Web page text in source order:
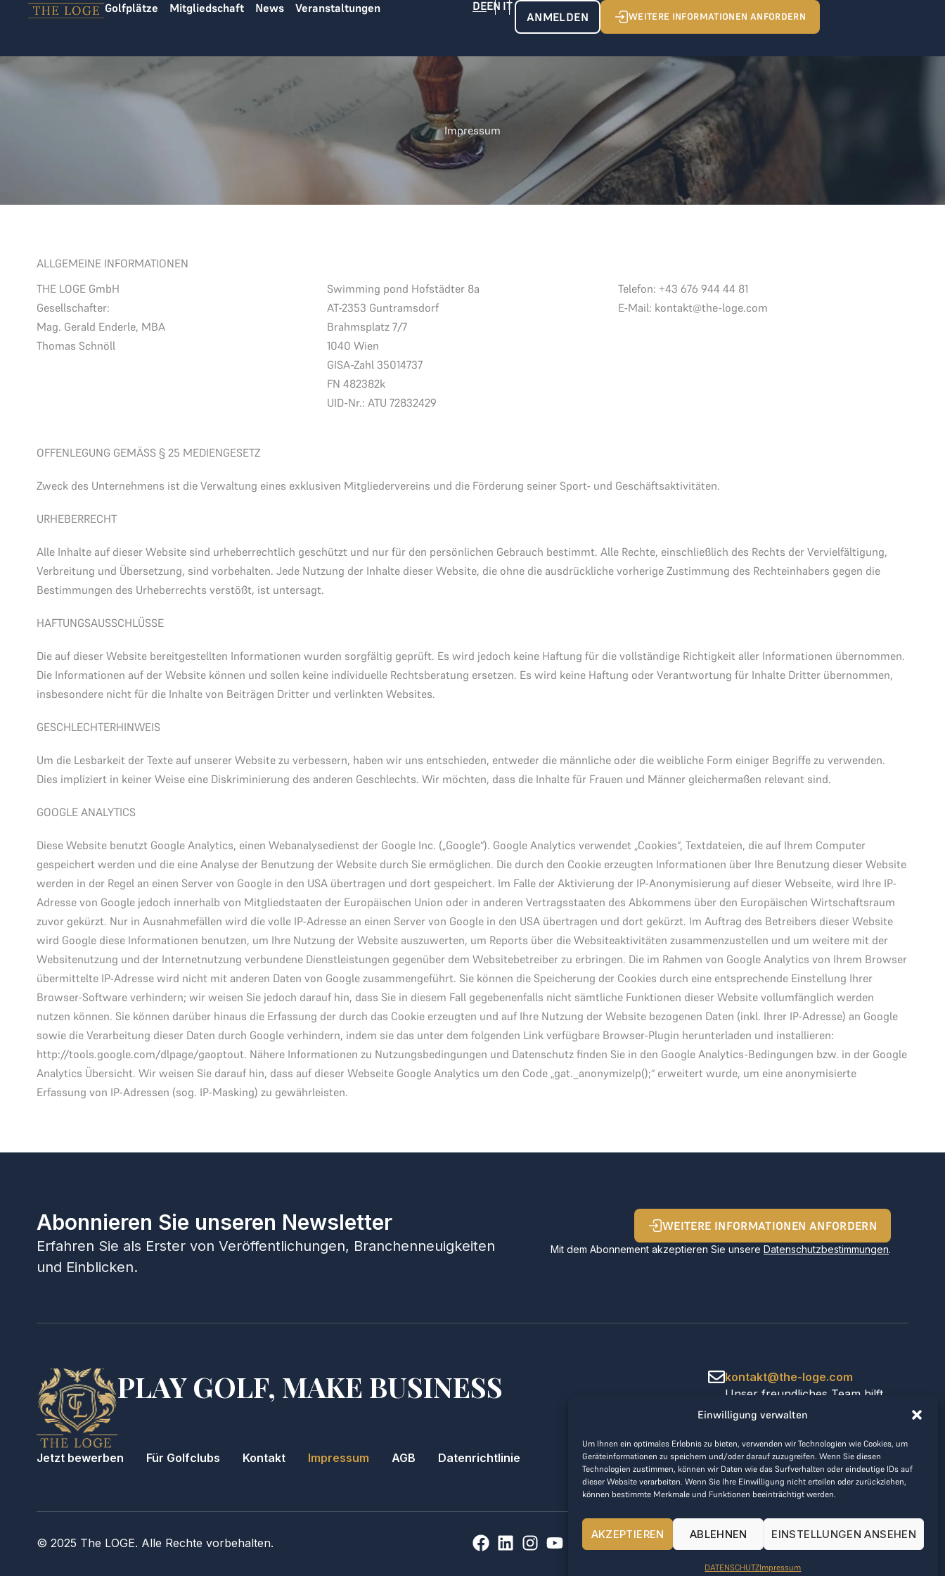
Einwilligung verwalten
Um Ihnen ein optimales Erlebnis zu bieten, verwenden wir Technologien wie Cookies, um
Geräteinformationen zu speichern und/oder darauf zuzugreifen. Wenn Sie diesen
Technologien zustimmen, können wir Daten wie das Surfverhalten oder eindeutige IDs auf
dieser Website verarbeiten. Wenn Sie Ihre Einwilligung nicht erteilen oder zurückziehen,
können bestimmte Merkmale und Funktionen beeinträchtigt werden.
AKZEPTIEREN ABLEHNEN EINSTELLUNGEN ANSEHEN
DATENSCHUTZImpressum
Zum Inhalt springen Golfplätze Mitgliedschaft News Veranstaltungen
ANMELDEN WEITERE INFORMATIONEN ANFORDERN
Impressum
ALLGEMEINE INFORMATIONEN
THE LOGE GmbH
Gesellschafter:
Mag. Gerald Enderle, MBA
Thomas Schnöll
Swimming pond Hofstädter 8a
AT-2353 Guntramsdorf
Brahmsplatz 7/7
1040 Wien
GISA-Zahl 35014737
FN 482382k
UID-Nr.: ATU 72832429
Telefon: +43 676 944 44 81
E-Mail: kontakt@the-loge.com
OFFENLEGUNG GEMÄSS § 25 MEDIENGESETZ
Zweck des Unternehmens ist die Verwaltung eines exklusiven Mitgliedervereins und die Förderung seiner Sport- und Geschäftsaktivitäten.
URHEBERRECHT
Alle Inhalte auf dieser Website sind urheberrechtlich geschützt und nur für den persönlichen Gebrauch bestimmt. Alle Rechte, einschließlich des Rechts der Vervielfältigung,
Verbreitung und Übersetzung, sind vorbehalten. Jede Nutzung der Inhalte dieser Website, die ohne die ausdrückliche vorherige Zustimmung des Rechteinhabers gegen die
Bestimmungen des Urheberrechts verstößt, ist untersagt.
HAFTUNGSAUSSCHLÜSSE
Die auf dieser Website bereitgestellten Informationen wurden sorgfältig geprüft. Es wird jedoch keine Haftung für die vollständige Richtigkeit aller Informationen übernommen.
Die Informationen auf der Website können und sollen keine individuelle Rechtsberatung ersetzen. Es wird keine Haftung oder Verantwortung für Inhalte Dritter übernommen,
insbesondere nicht für die Inhalte von Beiträgen Dritter und verlinkten Websites.
GESCHLECHTERHINWEIS
Um die Lesbarkeit der Texte auf unserer Website zu verbessern, haben wir uns entschieden, entweder die männliche oder die weibliche Form einiger Begriffe zu verwenden.
Dies impliziert in keiner Weise eine Diskriminierung des anderen Geschlechts. Wir möchten, dass die Inhalte für Frauen und Männer gleichermaßen relevant sind.
GOOGLE ANALYTICS
Diese Website benutzt Google Analytics, einen Webanalysedienst der Google Inc. („Google“). Google Analytics verwendet „Cookies“, Textdateien, die auf Ihrem Computer
gespeichert werden und die eine Analyse der Benutzung der Website durch Sie ermöglichen. Die durch den Cookie erzeugten Informationen über Ihre Benutzung dieser Website
werden in der Regel an einen Server von Google in den USA übertragen und dort gespeichert. Im Falle der Aktivierung der IP-Anonymisierung auf dieser Webseite, wird Ihre IP-
Adresse von Google jedoch innerhalb von Mitgliedstaaten der Europäischen Union oder in anderen Vertragsstaaten des Abkommens über den Europäischen Wirtschaftsraum
zuvor gekürzt. Nur in Ausnahmefällen wird die volle IP-Adresse an einen Server von Google in den USA übertragen und dort gekürzt. Im Auftrag des Betreibers dieser Website
wird Google diese Informationen benutzen, um Ihre Nutzung der Website auszuwerten, um Reports über die Websiteaktivitäten zusammenzustellen und um weitere mit der
Websitenutzung und der Internetnutzung verbundene Dienstleistungen gegenüber dem Websitebetreiber zu erbringen. Die im Rahmen von Google Analytics von Ihrem Browser
übermittelte IP-Adresse wird nicht mit anderen Daten von Google zusammengeführt. Sie können die Speicherung der Cookies durch eine entsprechende Einstellung Ihrer
Browser-Software verhindern; wir weisen Sie jedoch darauf hin, dass Sie in diesem Fall gegebenenfalls nicht sämtliche Funktionen dieser Website vollumfänglich werden
nutzen können. Sie können darüber hinaus die Erfassung der durch das Cookie erzeugten und auf Ihre Nutzung der Website bezogenen Daten (inkl. Ihrer IP-Adresse) an Google
sowie die Verarbeitung dieser Daten durch Google verhindern, indem sie das unter dem folgenden Link verfügbare Browser-Plugin herunterladen und installieren:
http://tools.google.com/dlpage/gaoptout. Nähere Informationen zu Nutzungsbedingungen und Datenschutz finden Sie in den Google Analytics-Bedingungen bzw. in der Google
Analytics Übersicht. Wir weisen Sie darauf hin, dass auf dieser Webseite Google Analytics um den Code „gat._anonymizeIp();“ erweitert wurde, um eine anonymisierte
Erfassung von IP-Adressen (sog. IP-Masking) zu gewährleisten.
Abonnieren Sie unseren Newsletter
Erfahren Sie als Erster von Veröffentlichungen, Branchenneuigkeiten
und Einblicken.
WEITERE INFORMATIONEN ANFORDERN
Mit dem Abonnement akzeptieren Sie unsereDatenschutzbestimmungen.
PLAY GOLF, MAKE BUSINESS
Jetzt bewerben Für Golfclubs Kontakt Impressum AGB Datenrichtlinie
kontakt@the-loge.com
Unser freundliches Team hilft
Ihnen gerne weiter.
Mo-Fr von 8:00 bis 17:00 Uhr.
© 2025 The LOGE. Alle Rechte vorbehalten.